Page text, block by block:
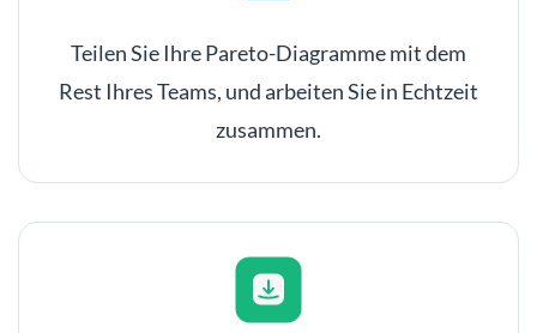
Teilen Sie Ihre Pareto-Diagramme mit dem
Rest Ihres Teams, und arbeiten Sie in Echtzeit
zusammen.